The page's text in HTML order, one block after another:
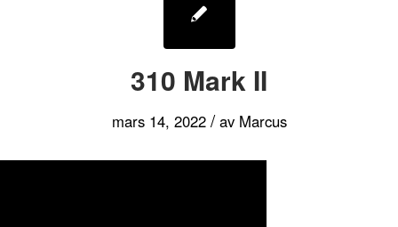
310 Mark II
mars 14, 2022 / av Marcus